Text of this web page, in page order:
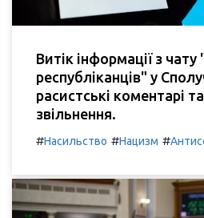
Витік інформації з
республіканців" у
расистські коментарі
звільнення.
#Насильство #Нацизм #